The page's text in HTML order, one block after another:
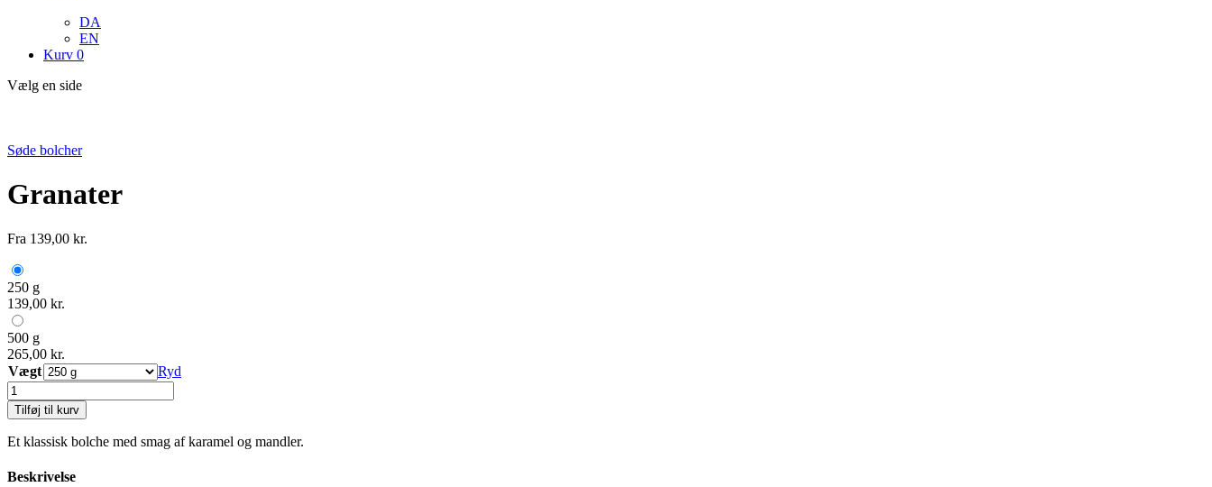
DA
EN
Kurv 0
Vælg en side
Søde bolcher
Granater
Fra 139,00 kr.
250 g
139,00 kr.
500 g
265,00 kr.
Vægt
Ryd
Granater
antal
Tilføj til kurv
Et klassisk bolche med smag af karamel og mandler.
Beskrivelse